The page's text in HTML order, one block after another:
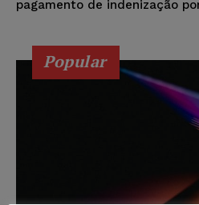
pagamento de indenização
Popular